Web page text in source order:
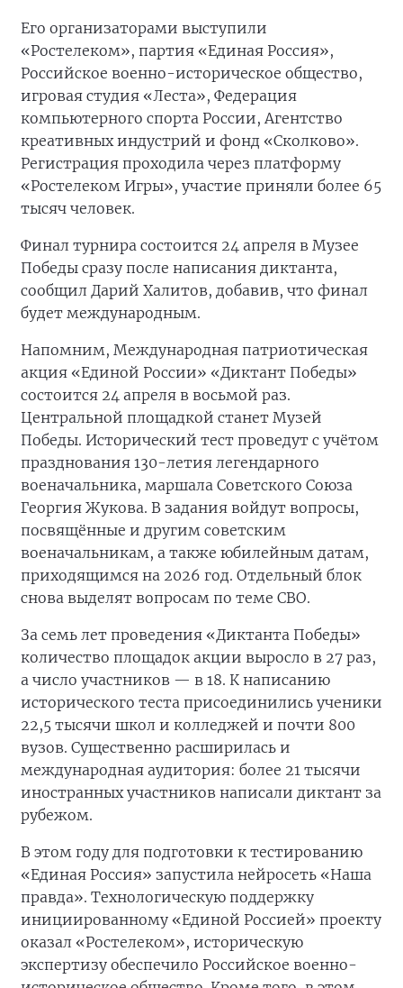
Его организаторами выступили
«Ростелеком», партия «Единая Россия»,
Российское военно-историческое общество,
игровая студия «Леста», Федерация
компьютерного спорта России, Агентство
креативных индустрий и фонд «Сколково».
Регистрация проходила через платформу
«Ростелеком Игры», участие приняли более 65
тысяч человек.
Финал турнира состоится 24 апреля в Музее
Победы сразу после написания диктанта,
сообщил Дарий Халитов, добавив, что финал
будет международным.
Напомним, Международная патриотическая
акция «Единой России» «Диктант Победы»
состоится 24 апреля в восьмой раз.
Центральной площадкой станет Музей
Победы. Исторический тест проведут с учётом
празднования 130-летия легендарного
военачальника, маршала Советского Союза
Георгия Жукова. В задания войдут вопросы,
посвящённые и другим советским
военачальникам, а также юбилейным датам,
приходящимся на 2026 год. Отдельный блок
снова выделят вопросам по теме СВО.
За семь лет проведения «Диктанта Победы»
количество площадок акции выросло в 27 раз,
а число участников — в 18. К написанию
исторического теста присоединились ученики
22,5 тысячи школ и колледжей и почти 800
вузов. Существенно расширилась и
международная аудитория: более 21 тысячи
иностранных участников написали диктант за
рубежом.
В этом году для подготовки к тестированию
«Единая Россия» запустила нейросеть «Наша
правда». Технологическую поддержку
инициированному «Единой Россией» проекту
оказал «Ростелеком», историческую
экспертизу обеспечило Российское военно-